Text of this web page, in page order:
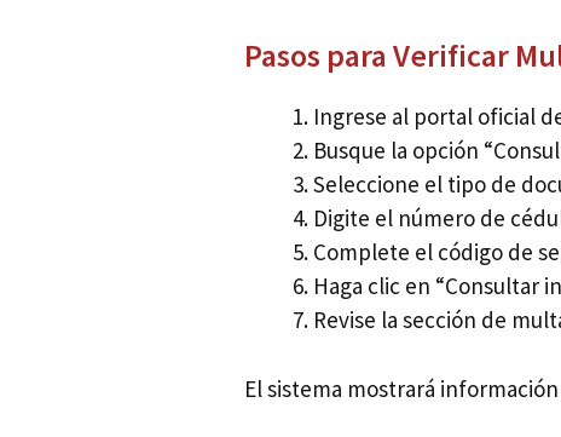
Pasos para Verificar
Ingrese al portal oficial
Busque la opción
Seleccione el tipo de
Digite el número de
Complete el código de
Haga clic en “Consultar
Revise la sección de
El sistema mostrará